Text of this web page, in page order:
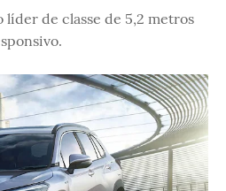
de classe de 5,2 metros